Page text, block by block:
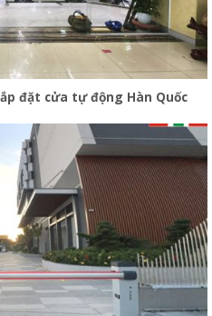
đặt cửa tự động Hàn Quốc